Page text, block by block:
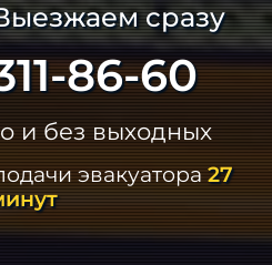
сразу
86-60
и без выходных
эвакуатора27